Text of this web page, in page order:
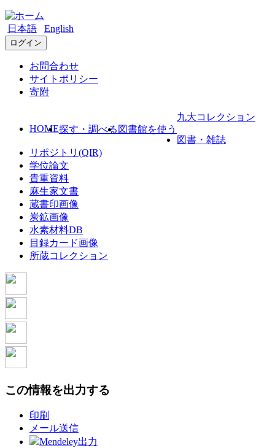
日本語 English
ログイン
お問合わせ
サイトポリシー
寄附
HOME探す・調べる 図書館を使う
九大コレクション
図書・雑誌
リポジトリ(QIR)
学位論文
貴重資料
麻生家文書
蔵書印画像
炭鉱画像
水素材料DB
目録カード画像
所蔵コレクション
この情報を出力する
印刷
メール送信
Mendeley出力